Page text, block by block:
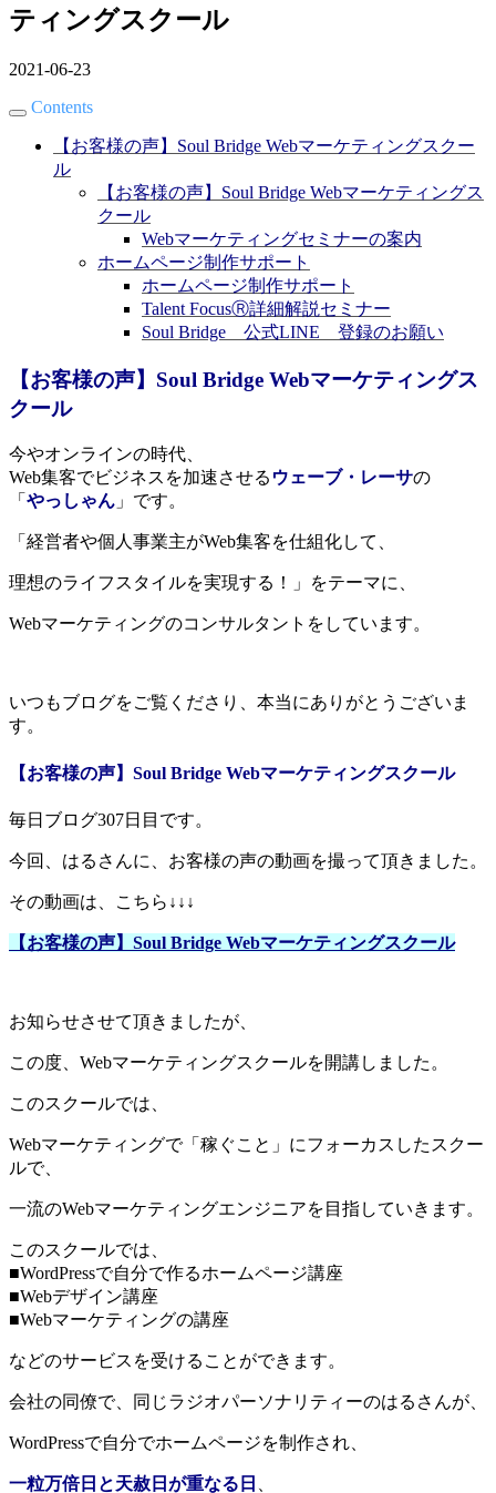
ティングスクール
2021-06-23
Contents
【お客様の声】Soul Bridge Webマーケティングスクー
ル
【お客様の声】Soul Bridge Webマーケティングス
クール
Webマーケティングセミナーの案内
ホームページ制作サポート
ホームページ制作サポート
Talent FocusⓇ詳細解説セミナー
Soul Bridge 公式LINE 登録のお願い
【お客様の声】Soul Bridge Webマーケティングス
クール
今やオンラインの時代、
Web集客でビジネスを加速させる ウェーブ・レーサの
「 やっしゃん 」です。
「経営者や個人事業主がWeb集客を仕組化して、
理想のライフスタイルを実現する！」をテーマに、
Webマーケティングのコンサルタントをしています。
いつもブログをご覧くださり、本当にありがとうございま
す。
【お客様の声】Soul Bridge Webマーケティングスクール
毎日ブログ307日目です。
今回、はるさんに、お客様の声の動画を撮って頂きました。
その動画は、こちら↓↓↓
【お客様の声】Soul Bridge Webマーケティングスクール
お知らせさせて頂きましたが、
この度、Webマーケティングスクールを開講しました。
このスクールでは、
Webマーケティングで「稼ぐこと」にフォーカスしたスクー
ルで、
一流のWebマーケティングエンジニアを目指していきます。
このスクールでは、
■WordPressで自分で作るホームページ講座
■Webデザイン講座
■Webマーケティングの講座
などのサービスを受けることができます。
会社の同僚で、同じラジオパーソナリティーのはるさんが、
WordPressで自分でホームページを制作され、
一粒万倍日と天赦日が重なる日